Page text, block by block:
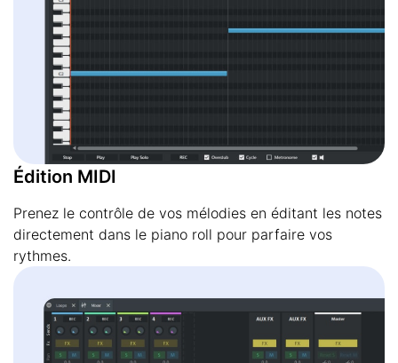
Édition MIDI
Prenez le contrôle de vos mélodies en éditant les notes
directement dans le piano roll pour parfaire vos
rythmes.